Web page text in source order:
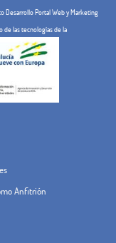
Desarrollo Portal Web y Marketing
de las tecnologías de la
Anfitrión